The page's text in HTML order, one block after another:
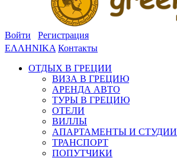
Войти
Регистрация
ΕΛΛΗΝΙΚΑ Контакты
ОТДЫХ В ГРЕЦИИ
ВИЗА В ГРЕЦИЮ
АРЕНДА АВТО
ТУРЫ В ГРЕЦИЮ
ОТЕЛИ
ВИЛЛЫ
АПАРТАМЕНТЫ И СТУДИИ
ТРАНСПОРТ
ПОПУТЧИКИ